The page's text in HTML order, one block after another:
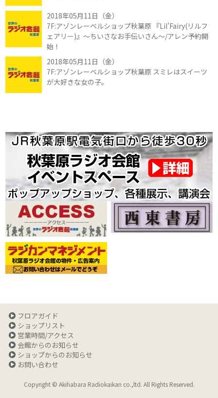
2018年05月11日（金）
7F:アゾンレーベルショップ秋葉原 『Lil’Fairy(リルフ
ェアリー)』～ちいさなお手伝いさん～/アレン予約開
始！
2018年05月11日（金）
7F:アゾンレーベルショップ秋葉原 スミレはスイーツ
が大好きな女の子。
フロアガイド
ショップリスト
営業時間/アクセス
会館からのお知らせ
ショップからのお知らせ
お問い合わせ
Copyright © Akihabara Radiokaikan co.,ltd. All Rights Reserved.